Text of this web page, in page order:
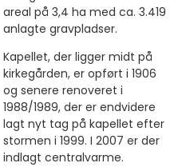
areal på 3,4 ha med ca. 3.419
anlagte gravpladser.
Kapellet, der ligger midt på
kirkegården, er opført i 1906
og senere renoveret i
1988/1989, der er endvidere
lagt nyt tag på kapellet efter
stormen i 1999. I 2007 er der
indlagt centralvarme.